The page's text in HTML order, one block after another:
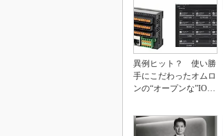
異例ヒット？ 使い勝
手にこだわったオムロ
ンの“オープンな”IO-L